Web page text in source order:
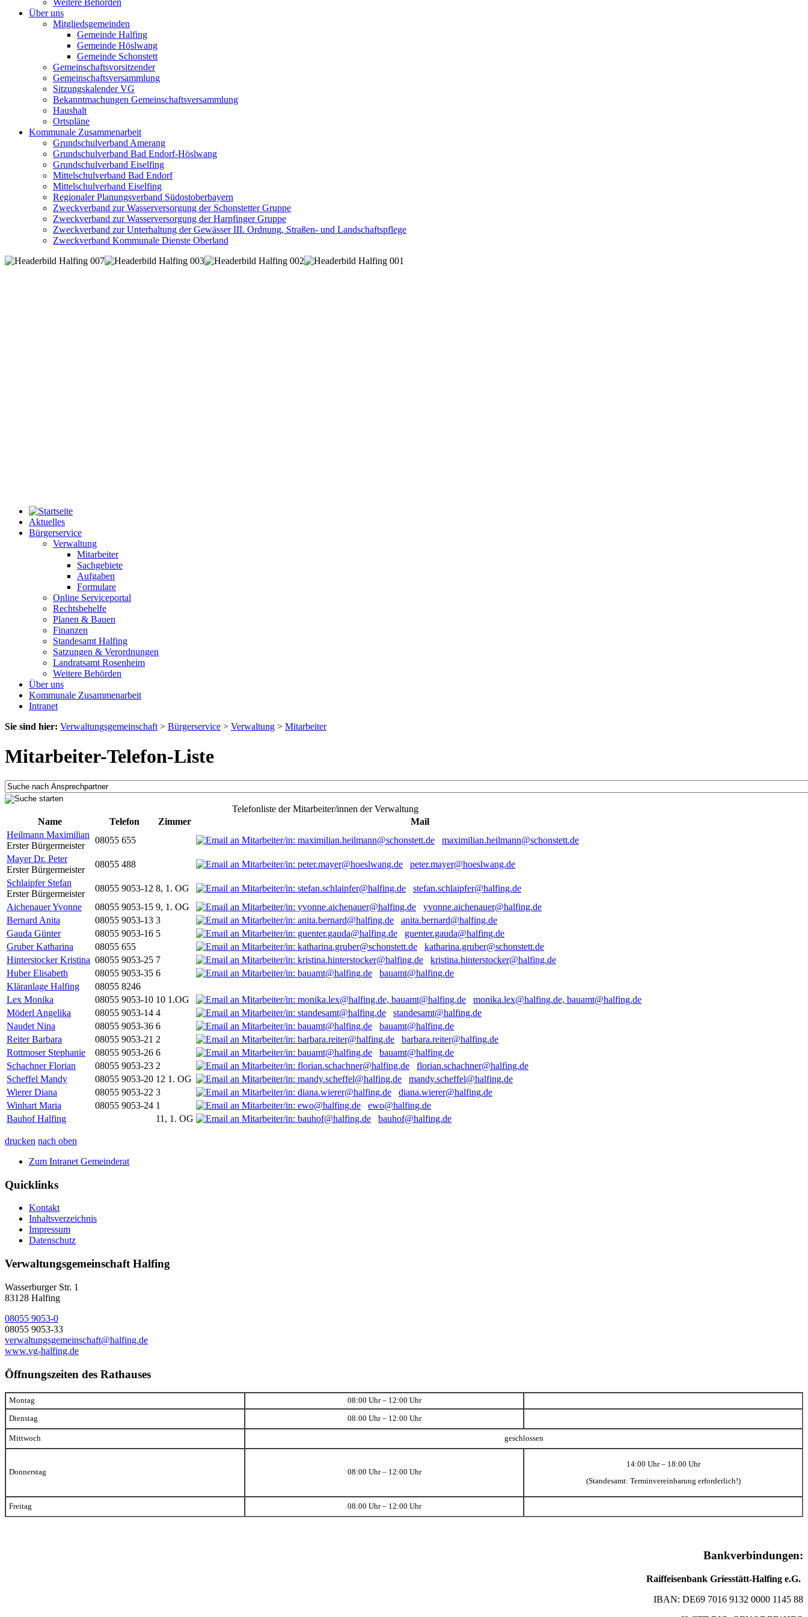
Weitere Behörden
Über uns
Mitgliedsgemeinden
Gemeinde Halfing
Gemeinde Höslwang
Gemeinde Schonstett
Gemeinschaftsvorsitzender
Gemeinschaftsversammlung
Sitzungskalender VG
Bekanntmachungen Gemeinschaftsversammlung
Haushalt
Ortspläne
Kommunale Zusammenarbeit
Grundschulverband Amerang
Grundschulverband Bad Endorf-Höslwang
Grundschulverband Eiselfing
Mittelschulverband Bad Endorf
Mittelschulverband Eiselfing
Regionaler Planungsverband Südostoberbayern
Zweckverband zur Wasserversorgung der Schonstetter Gruppe
Zweckverband zur Wasserversorgung der Harpfinger Gruppe
Zweckverband zur Unterhaltung der Gewässer III. Ordnung, Straßen- und Landschaftspflege
Zweckverband Kommunale Dienste Oberland
Aktuelles
Bürgerservice
Verwaltung
Mitarbeiter
Sachgebiete
Aufgaben
Formulare
Online Serviceportal
Rechtsbehelfe
Planen & Bauen
Finanzen
Standesamt Halfing
Satzungen & Verordnungen
Landratsamt Rosenheim
Weitere Behörden
Über uns
Kommunale Zusammenarbeit
Intranet
Sie sind hier: Verwaltungsgemeinschaft > Bürgerservice > Verwaltung > Mitarbeiter
Mitarbeiter-Telefon-Liste
Telefonliste der Mitarbeiter/innen der Verwaltung
Name
Telefon Zimmer
Mail
Heilmann Maximilian
Erster Bürgermeister
08055 655
maximilian.heilmann@schonstett.de
Mayer Dr. Peter
Erster Bürgermeister
08055 488
peter.mayer@hoeslwang.de
Schlaipfer Stefan
Erster Bürgermeister
08055 9053-12 8, 1. OG
stefan.schlaipfer@halfing.de
Aichenauer Yvonne
08055 9053-15 9, 1. OG
yvonne.aichenauer@halfing.de
Bernard Anita
08055 9053-13 3
anita.bernard@halfing.de
Gauda Günter
08055 9053-16 5
guenter.gauda@halfing.de
Gruber Katharina
08055 655
katharina.gruber@schonstett.de
Hinterstocker Kristina 08055 9053-25 7
kristina.hinterstocker@halfing.de
Huber Elisabeth
08055 9053-35 6
bauamt@halfing.de
Kläranlage Halfing
08055 8246
Lex Monika
08055 9053-10 10 1.OG
monika.lex@halfing.de, bauamt@halfing.de
Möderl Angelika
08055 9053-14 4
standesamt@halfing.de
Naudet Nina
08055 9053-36 6
bauamt@halfing.de
Reiter Barbara
08055 9053-21 2
barbara.reiter@halfing.de
Rottmoser Stephanie
08055 9053-26 6
bauamt@halfing.de
Schachner Florian
08055 9053-23 2
florian.schachner@halfing.de
Scheffel Mandy
08055 9053-20 12 1. OG
mandy.scheffel@halfing.de
Wierer Diana
08055 9053-22 3
diana.wierer@halfing.de
Winhart Maria
08055 9053-24 1
ewo@halfing.de
Bauhof Halfing
11, 1. OG bauhof@halfing.de
drucken nach oben
Zum Intranet Gemeinderat
Quicklinks
Kontakt
Inhaltsverzeichnis
Impressum
Datenschutz
Verwaltungsgemeinschaft Halfing
Wasserburger Str. 1
83128 Halfing
08055 9053-0
08055 9053-33
verwaltungsgemeinschaft@halfing.de
www.vg-halfing.de
Öffnungszeiten des Rathauses
Montag 08:00 Uhr – 12:00 Uhr
Dienstag 08:00 Uhr – 12:00 Uhr
Mittwoch geschlossen
Donnerstag 08:00 Uhr – 12:00 Uhr
14:00 Uhr – 18:00 Uhr
(Standesamt: Terminvereinbarung erforderlich!)
Freitag 08:00 Uhr – 12:00 Uhr
Bankverbindungen:
Raiffeisenbank Griesstätt-Halfing e.G.
IBAN: DE69 7016 9132 0000 1145 88